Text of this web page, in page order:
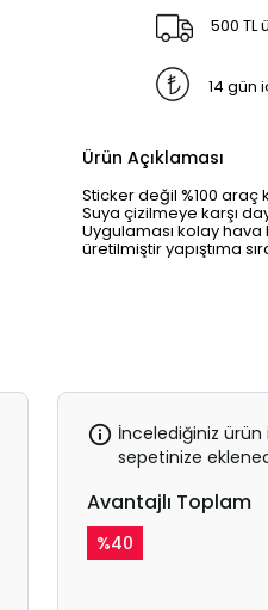
500 TL
14 gün
Ürün Açıklaması
Sticker değil %100
Suya çizilmeye karşı
Uygulaması kolay
üretilmiştir yapıştıma
İncelediğiniz
sepetinize
Avantajlı Toplam
%40